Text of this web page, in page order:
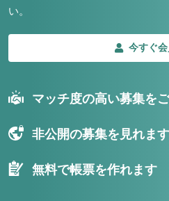
い。
今すぐ
マッチ度の高い募集を
非公開の募集を見れます
無料で帳票を作れます